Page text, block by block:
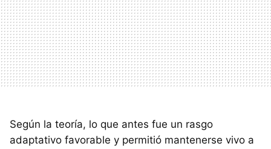
Según la teoría, lo que antes fue un rasgo
adaptativo favorable y permitió mantenerse vivo a